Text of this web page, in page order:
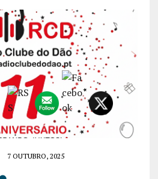
7 OUTUBRO, 2025